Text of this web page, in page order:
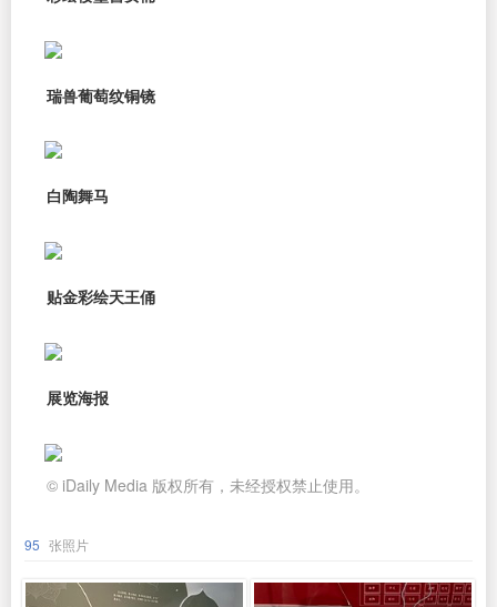
瑞兽葡萄纹铜镜
白陶舞马
贴金彩绘天王俑
展览海报
© iDaily Media 版权所有，未经授权禁止使用。
95 张照片